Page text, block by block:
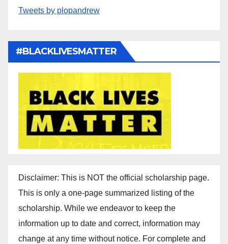
Tweets by plopandrew
#BLACKLIVESMATTER
Disclaimer: This is NOT the official scholarship page.
This is only a one-page summarized listing of the
scholarship. While we endeavor to keep the
information up to date and correct, information may
change at any time without notice. For complete and